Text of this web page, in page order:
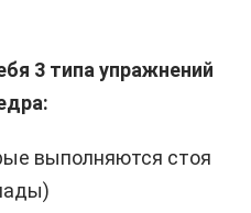
3 типа упражнений
выполняются стоя